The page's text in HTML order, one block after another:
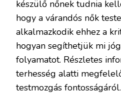
készülő nőnek tudnia
hogy a várandós nők
alkalmazkodik ehhez a
hogyan segíthetjük mi
folyamatot. Részletes
terhesség alatti
testmozgás